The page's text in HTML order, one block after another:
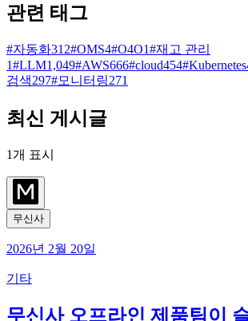
관련 태그
#자동화312#OMS4#O4O1#재고 관리
1#LLM1,049#AWS666#cloud454#Kubernetes
검색297#모니터링271
최신 게시글
1개 표시
무신사
2026년 2월 20일
기타
무신사 오프라인 제품팀이